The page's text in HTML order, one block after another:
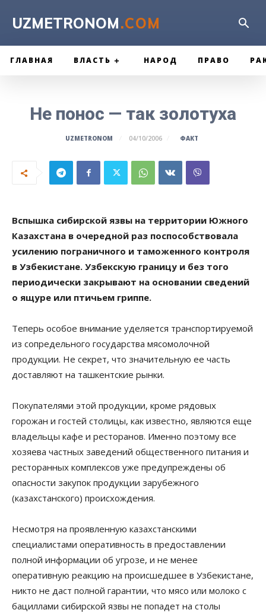
UZMETRONOM.COM
ГЛАВНАЯ ВЛАСТЬ НАРОД ПРАВО
Не понос — так золотуха
UZMETRONOM 04/10/2006 ФАКТ
Вспышка сибирской язвы на территории Южного
Казахстана в очередной раз поспособствовала
усилению пограничного и таможенного контроля
в Узбекистане. Узбекскую границу и без того
периодически закрывают на основании сведений
о ящуре или птичьем гриппе.
Теперь особое внимание уделяется транспортируемой
из сопредельного государства мясомолочной
продукции. Не секрет, что значительную ее часть
доставляют на ташкентские рынки.
Покупателями этой продукции, кроме рядовых
горожан и гостей столицы, как известно, являются еще
владельцы кафе и ресторанов. Именно поэтому все
хозяева частных заведений общественного питания и
ресторанных комплексов уже предупреждены об
опасности закупок продукции зарубежного
(казахстанского) происхождения.
Несмотря на проявленную казахстанскими
специалистами оперативность в предоставлении
полной информации об угрозе, и не менее
оперативную реакцию на происшедшее в Узбекистане,
никто не даст полной гарантии, что мясо или молоко с
бациллами сибирской язвы не попадет на столы